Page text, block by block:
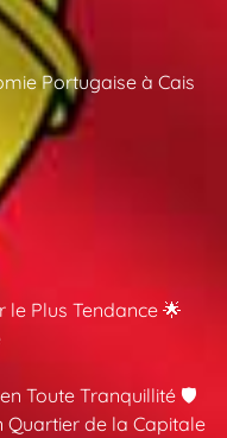
Portugaise à Cais
le Plus Tendance 🌟
Toute Tranquillité 🛡️
Quartier de la Capitale